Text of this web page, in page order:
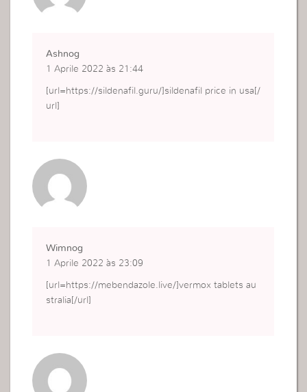
Ashnog
1 Aprile 2022 às 21:44
[url=https://sildenafil.guru/]sildenafil price in usa[/
url]
Wimnog
1 Aprile 2022 às 23:09
[url=https://mebendazole.live/]vermox tablets au
stralia[/url]